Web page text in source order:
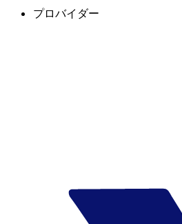
プロバイダー